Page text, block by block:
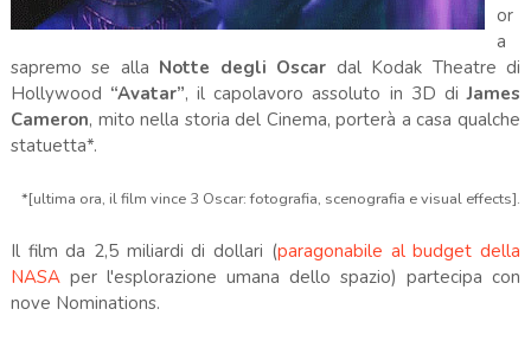
or
a
sapremo se alla Notte degli Oscar dal Kodak Theatre di
Hollywood “Avatar”, il capolavoro assoluto in 3D diJames
Cameron, mito nella storia del Cinema, porterà a casa qualche
statuetta*.
*[ultima ora, il film vince 3 Oscar: fotografia, scenografia e visual effects].
Il film da 2,5 miliardi di dollari (paragonabile al budget della
NASAper l'esplorazione umana dello spazio) partecipa con
nove Nominations.